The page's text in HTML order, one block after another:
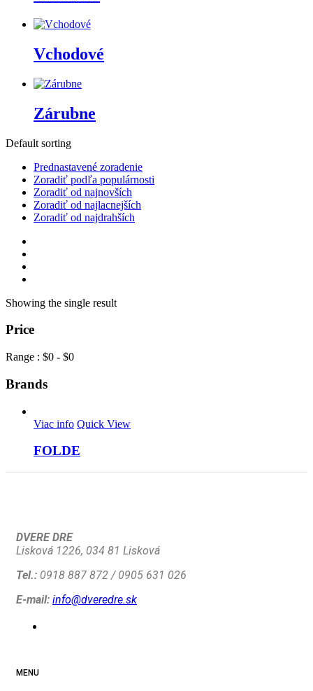
Vchodové
Zárubne
Default sorting
Prednastavené zoradenie
Zoradiť podľa populárnosti
Zoradiť od najnovších
Zoradiť od najlacnejších
Zoradiť od najdrahších
Showing the single result
Price
Range : $0 - $0
Brands
Viac info Quick View
FOLDE
DVERE DRE
Lisková 1226, 034 81 Lisková
Tel.: 0918 887 872 / 0905 631 026
E-mail: info@dveredre.sk
MENU